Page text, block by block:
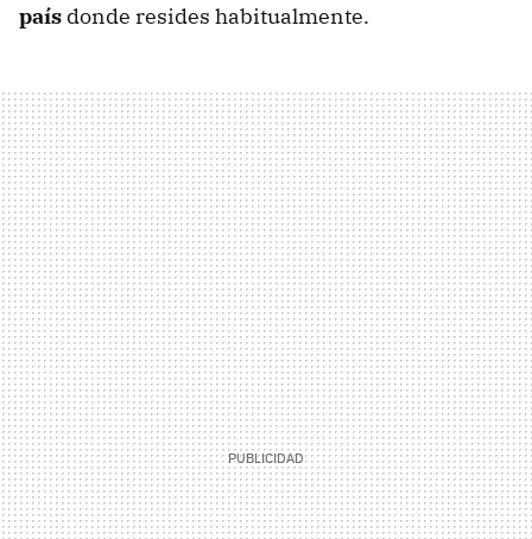
país donde resides habitualmente.